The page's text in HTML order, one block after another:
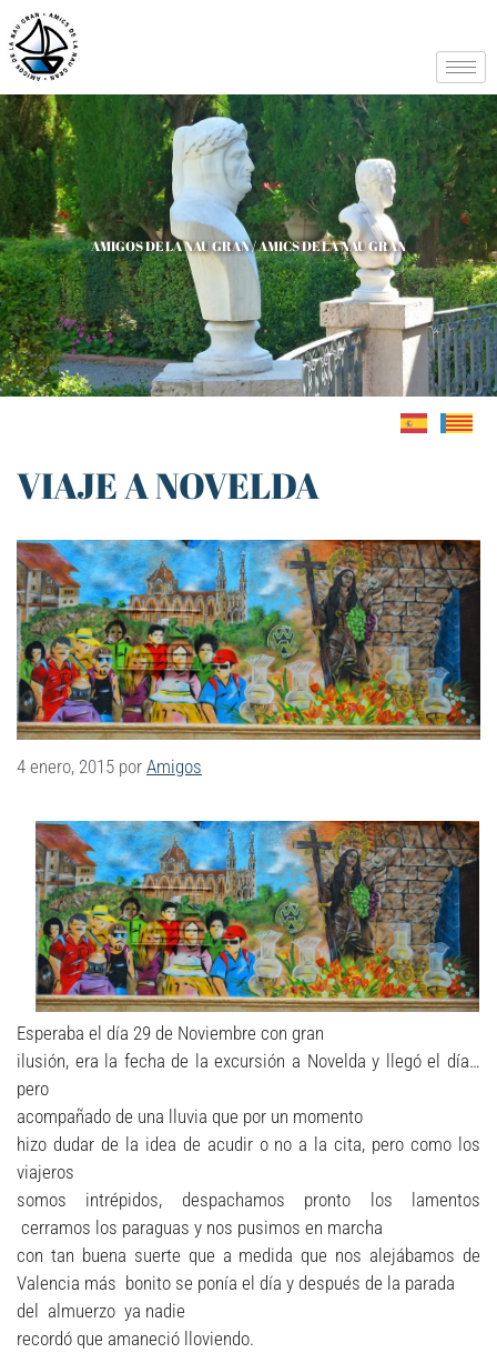
AMIGOS DE LA NAU GRAN / AMICS DE LA NAU GRAN
VIAJE A NOVELDA
4 enero, 2015 por Amigos
Esperaba el día 29 de Noviembre con gran
ilusión, era la fecha de la excursión a Novelda y llegó el día…
pero
acompañado de una lluvia que por un momento
hizo dudar de la idea de acudir o no a la cita, pero como los
viajeros
somos intrépidos, despachamos pronto los lamentos
cerramos los paraguas y nos pusimos en marcha
con tan buena suerte que a medida que nos alejábamos de
Valencia más bonito se ponía el día y después de la parada
del almuerzo ya nadie
recordó que amaneció lloviendo.